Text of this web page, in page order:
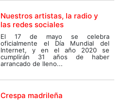
Nuestros artistas, la radio y
las redes sociales
El 17 de mayo se celebra
oficialmente el Día Mundial del
Internet, y en el año 2020 se
cumplirán 31 años de haber
arrancado de lleno...
Crespa madrileña